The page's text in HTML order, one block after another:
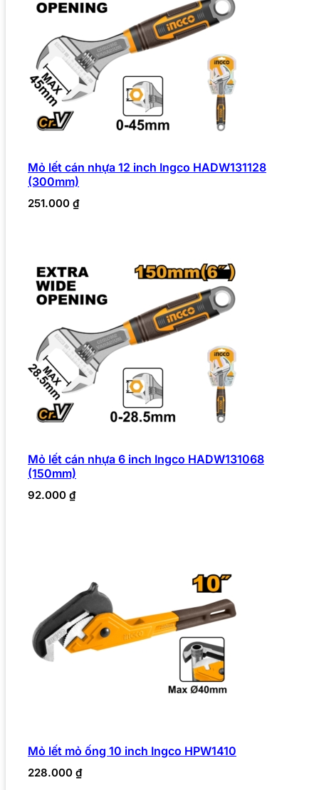
Mỏ lết cán nhựa 12 inch Ingco HADW131128
(300mm)
251.000 ₫
Mỏ lết cán nhựa 6 inch Ingco HADW131068
(150mm)
92.000 ₫
Mỏ lết mỏ ống 10 inch Ingco HPW1410
228.000 ₫